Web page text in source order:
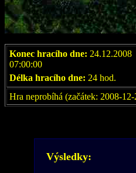
Konec hracího dne: 24.12.2008
07:00:00
Délka hracího dne: 24 hod.
Hra neprobíhá (začátek: 2008-
Výsledky: